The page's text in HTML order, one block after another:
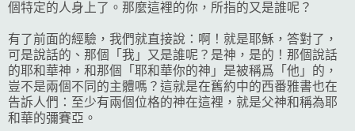
個特定的人身上了。那麼這裡的你，所指的又是誰呢？
有了前面的經驗，我們就直接說：啊！就是耶穌，答對了，
可是說話的、那個「我」又是誰呢？是神，是的！那個說話
的耶和華神，和那個「耶和華你的神」是被稱爲「他」的，
豈不是兩個不同的主體嗎？這就是在舊約中的西番雅書也在
告訴人們：至少有兩個位格的神在這裡，就是父神和稱為耶
和華的彌賽亞。